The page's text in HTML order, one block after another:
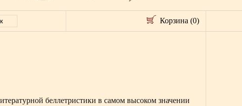
Корзина (0)
беллетристики в самом высоком значении